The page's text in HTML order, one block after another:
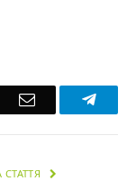
Email